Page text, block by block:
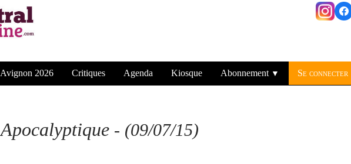
Avignon 2026 Critiques Agenda Kiosque Abonnement ▼ Se connecter
Apocalyptique - (09/07/15)